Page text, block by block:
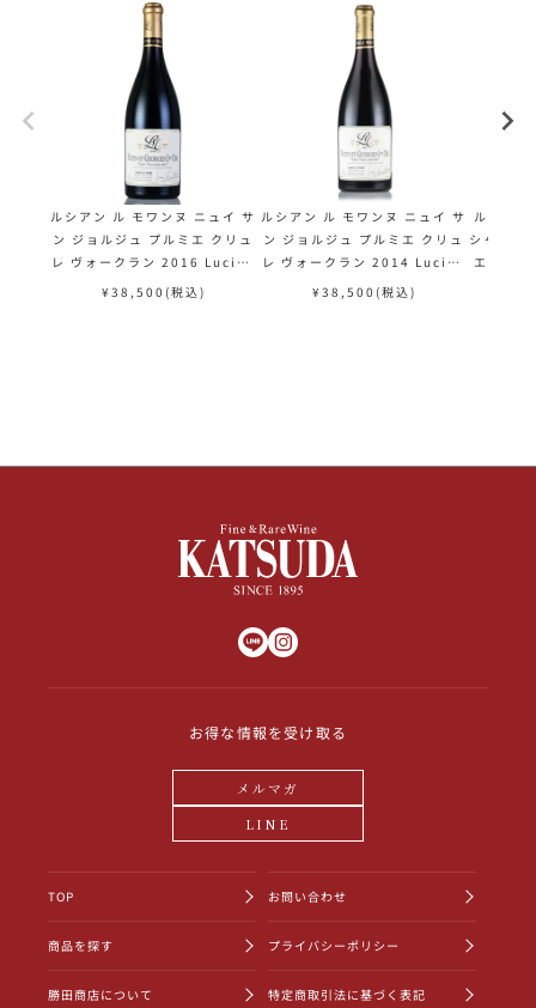
ルシアン ル モワンヌ ニュイ サ
ン ジョルジュ プルミエ クリュ
レ ヴォークラン 2016 Lucien
le Moine Nuits Saint Geor
¥ 38,500 (税込)
ルシアン ル モワンヌ ニュイ サ
ン ジョルジュ プルミエ クリュ
レ ヴォークラン 2014 Lucien
le Moine Nuits Saint Geor
¥ 38,500 (税込)
ルシア
シャンベ
エトゥ
お得な情報を受け取る
メルマガ
LINE
TOP
商品を探す
勝田商店について
お問い合わせ
プライバシーポリシー
特定商取引法に基づく表記